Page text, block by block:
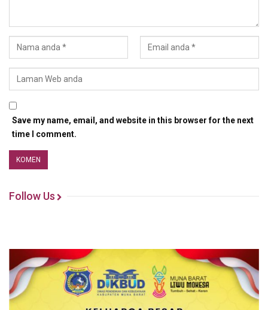
Save my name, email, and website in this browser for the next
time I comment.
Follow Us